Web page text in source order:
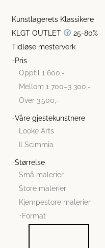
Kunstlagerets Klassikere
KLGT OUTLET
25-80%
Tidløse mesterverk
Pris
Opptil 1 600,-
Mellom 1 700–3 300,-
Over 3 500,-
Våre gjestekunstnere
Looke Arts
Il Scimmia
Størrelse
Små malerier
Store malerier
Kjempestore malerier
Format